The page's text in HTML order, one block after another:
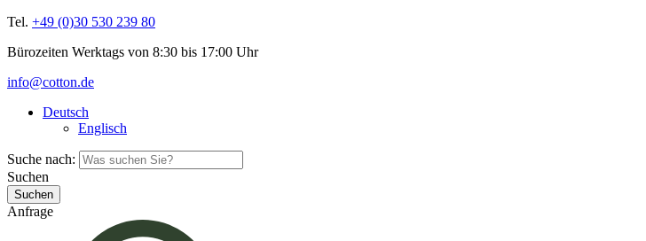
Tel. +49 (0)30 530 239 80
Bürozeiten Werktags von 8:30 bis 17:00 Uhr
info@cotton.de
Deutsch
Englisch
Suche nach:
Suchen
Anfrage